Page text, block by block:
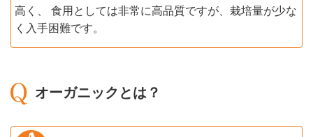
高く、 食用としては非常に高品質ですが、栽培量が少な
く入手困難です。
オーガニックとは？